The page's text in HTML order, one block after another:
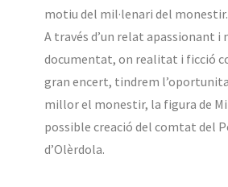
motiu del mil·lenari del monestir.
A través d’un relat apassionant i
documentat, on realitat i ficció
gran encert, tindrem
millor el monestir, la figura de
possible creació del comtat del
d’Olèrdola.